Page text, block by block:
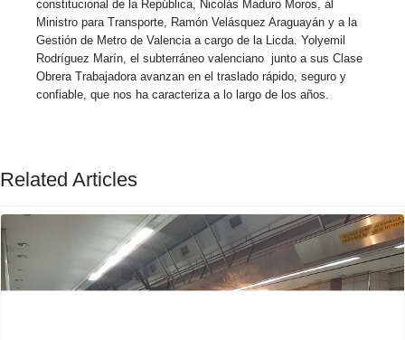
constitucional de la República, Nicolás Maduro Moros, al
Ministro para Transporte, Ramón Velásquez Araguayán y a la
Gestión de Metro de Valencia a cargo de la Licda. Yolyemil
Rodríguez Marín, el subterráneo valenciano junto a sus Clase
Obrera Trabajadora avanzan en el traslado rápido, seguro y
confiable, que nos ha caracteriza a lo largo de los años.
Related Articles